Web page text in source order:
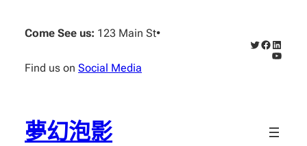
Come See us: 123 Main St•
Find us on Social Media
X Facebook
夢幻泡影